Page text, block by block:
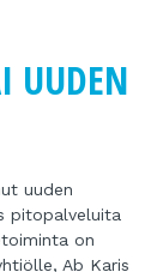
UUDEN
uuden
pitopalveluita
on
Ab Karis